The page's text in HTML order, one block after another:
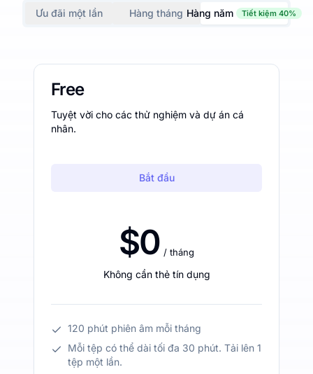
Ưu đãi một lần Hàng tháng Hàng năm Tiết kiệm 40%
Free
Tuyệt vời cho các thử nghiệm và dự án cá
nhân.
Bắt đầu
$0 / tháng
Không cần thẻ tín dụng
120 phút phiên âm mỗi tháng
Mỗi tệp có thể dài tối đa 30 phút. Tải lên 1
tệp một lần.